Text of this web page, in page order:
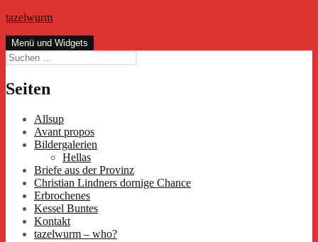
Zum
springen
tazelwurm
Menü und Widgets
Suchen
nach:
Seiten
Allsup
Avant propos
Bildergalerien
Hellas
Briefe aus der Provinz
Christian Lindners dornige Chance
Erbrochenes
Kessel Buntes
Kontakt
tazelwurm – who?